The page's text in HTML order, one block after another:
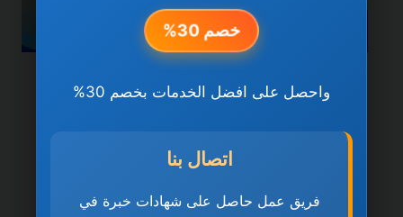
خدمات دبي
المكيفات في دبي
0501270935 ضمان مدى
خصم 30%
واحصل على افضل الخدمات بخصم 30%
اتصال بنا
فريق عمل حاصل على شهادات خبرة في